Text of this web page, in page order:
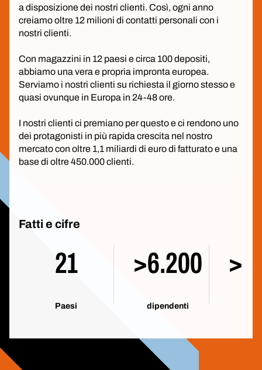
a disposizione dei nostri clienti. Così, ogni anno
creiamo oltre 12 milioni di contatti personali con i
nostri clienti.
Con magazzini in 12 paesi e circa 100 depositi,
abbiamo una vera e propria impronta europea.
Serviamo i nostri clienti su richiesta il giorno stesso e
quasi ovunque in Europa in 24-48 ore.
I nostri clienti ci premiano per questo e ci rendono uno
dei protagonisti in più rapida crescita nel nostro
mercato con oltre 1,1 miliardi di euro di fatturato e una
base di oltre 450.000 clienti.
Fatti e cifre
21
Paesi
>6.200
dipendenti